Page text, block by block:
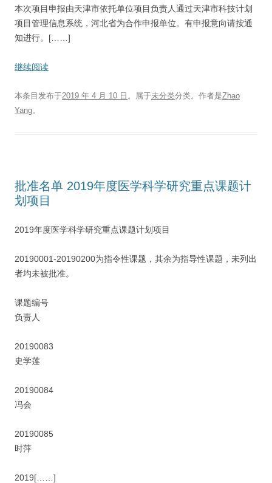
本次项目申报由天津市依托单位项目负责人通过天津市科技计划
项目管理信息系统，河北省为合作申报单位。有申报意向请按通
知进行。[……]
继续阅读
本条目发布于2019 年 4 月 10 日 。属于未分类分类。 作者是Zhao
Yang。
批准名单 2019年度医学科学研究重点课题计
划项目
2019年度医学科学研究重点课题计划项目
20190001-20190200为指令性课题，其余为指导性课题，未列出
者均未被批准。
课题编号
负责人
20190083
史学莲
20190084
冯会
20190085
时萍
2019[……]